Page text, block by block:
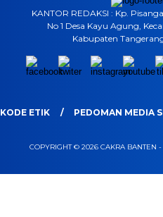
KANTOR REDAKSI : Kp.
No 1 Desa Kayu Agung,
Kabupaten
KODE ETIK PEDOMAN MEDIA
COPYRIGHT © 2026 CAKRA BANTEN